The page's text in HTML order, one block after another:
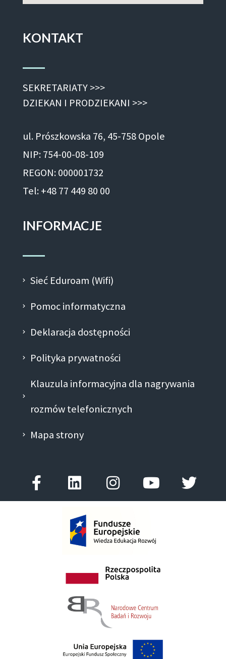
KONTAKT
SEKRETARIATY >>>
DZIEKAN I PRODZIEKANI >>>
ul. Prószkowska 76, 45-758 Opole
NIP: 754-00-08-109
REGON: 000001732
Tel: +48 77 449 80 00
INFORMACJE
Sieć Eduroam (Wifi)
Pomoc informatyczna
Deklaracja dostępności
Polityka prywatności
Klauzula informacyjna dla nagrywania
rozmów telefonicznych
Mapa strony
f